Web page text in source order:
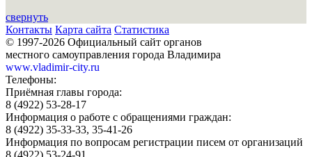
свернуть
Контакты Карта сайта Статистика
© 1997-2026 Официальный сайт органов
местного самоуправления города Владимира
www.vladimir-city.ru
Телефоны:
Приёмная главы города:
8 (4922) 53-28-17
Информация о работе с обращениями граждан:
8 (4922) 35-33-33, 35-41-26
Информация по вопросам регистрации писем от организаций
8 (4922) 53-24-91